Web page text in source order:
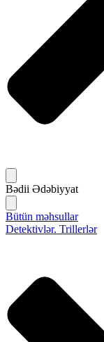
Bədii Ədəbiyyat
Bütün məhsullar
Detektivlər. Trillerlər